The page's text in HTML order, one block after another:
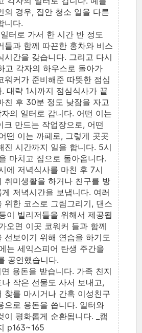
의 경우, 집안 청소 일을 다른
니다.
터로 가서 한 시간 반 정도
들과 함께 따끈한 홍차와 비스
시간을 갖습니다. 그리고 다시
고 각자의 하우스로 돌아가
워커가 준비해준 따뜻한 점심
대략 1시까지 점심식사가 끝
친 후 30분 정도 낮잠을 자고
의 일터로 갑니다. 어떤 이는
크 만드는 작업장으로, 어떤
떤 이는 까페로, 그렇게 곳곳
진 시간까지 일을 합니다. 5시
마치고 집으로 돌아옵니다.
에 저녁식사를 마친 후 7시
취미생활을 하거나 친구를 방
저녁시간을 보냅니다. 여러
위한 코스로 그림그리기, 댄스
이 빌리저들을 위해서 제공됩
오면 이곳 코워커 들과 함께
선보이기 위해 연습을 하기도
는 세익스피어 탄생 주간을
공연했습니다.
용돈을 받습니다. 가족 친지
작은 선물도 사서 보내고,
찾를 마시거나 간혹 이성친구
으로 용돈을 씁니다. 일터와
이 평화롭게 순환됩니다. _캠
p163~165